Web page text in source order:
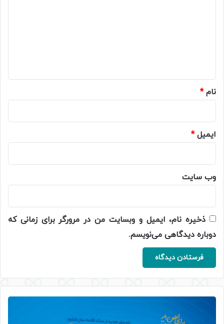
نام*
ایمیل*
وب‌ سایت
ذخیره نام، ایمیل و وبسایت من در مرورگر برای زمانی که
دوباره دیدگاهی می‌نویسم.